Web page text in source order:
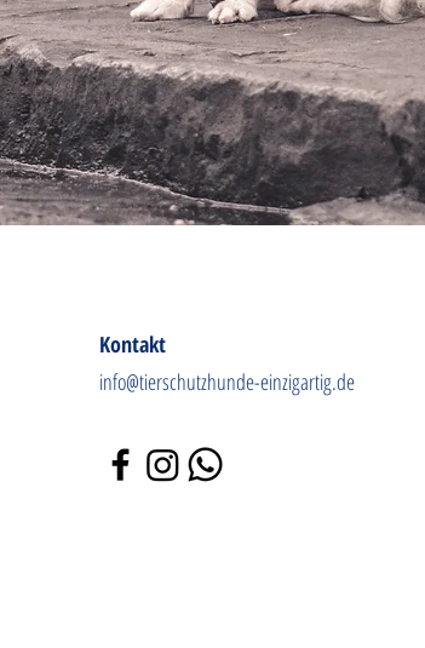
Kontakt
info@tierschutzhunde-einzigartig.de